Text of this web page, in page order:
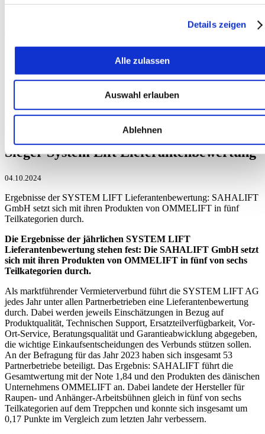
Details zeigen
Alle zulassen
Auswahl erlauben
Ablehnen
Startseite
News
Sieger System Lift Lieferantenbewertung
04.10.2024
Ergebnisse der SYSTEM LIFT Lieferantenbewertung: SAHALIFT
GmbH setzt sich mit ihren Produkten von OMMELIFT in fünf
Teilkategorien durch.
Die Ergebnisse der jährlichen SYSTEM LIFT
Lieferantenbewertung stehen fest: Die SAHALIFT GmbH setzt
sich mit ihren Produkten von OMMELIFT in fünf von sechs
Teilkategorien durch.
Als marktführender Vermieterverbund führt die SYSTEM LIFT AG
jedes Jahr unter allen Partnerbetrieben eine Lieferantenbewertung
durch. Dabei werden jeweils Einschätzungen in Bezug auf
Produktqualität, Technischen Support, Ersatzteilverfügbarkeit, Vor-
Ort-Service, Beratungsqualität und Garantieabwicklung abgegeben,
die wichtige Einkaufsentscheidungen des Verbunds stützen sollen.
An der Befragung für das Jahr 2023 haben sich insgesamt 53
Partnerbetriebe beteiligt. Das Ergebnis: SAHALIFT führt die
Gesamtwertung mit der Note 1,84 und den Produkten des dänischen
Unternehmens OMMELIFT an. Dabei landete der Hersteller für
Raupen- und Anhänger-Arbeitsbühnen gleich in fünf von sechs
Teilkategorien auf dem Treppchen und konnte sich insgesamt um
0,17 Punkte im Vergleich zum letzten Jahr verbessern.